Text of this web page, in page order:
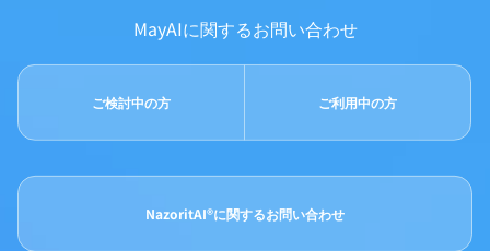
MayAIに関するお問い合わせ
ご検討中の方 ご利用中の方
NazoritAI®に関するお問い合わせ